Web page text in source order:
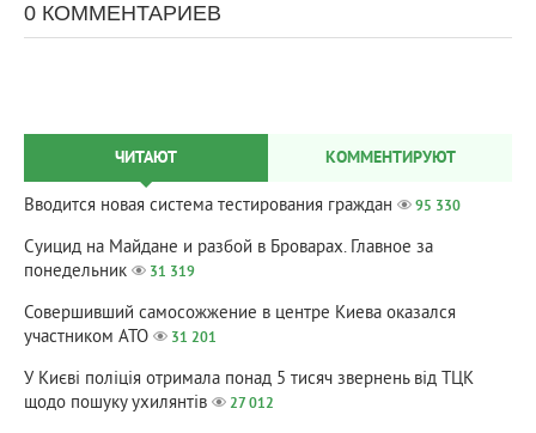
0 КОММЕНТАРИЕВ
ЧИТАЮТ КОММЕНТИРУЮТ
Вводится новая система тестирования граждан 95 330
Суицид на Майдане и разбой в Броварах. Главное за
понедельник
31 319
Совершивший самосожжение в центре Киева оказался
участником АТО
31 201
У Києві поліція отримала понад 5 тисяч звернень від ТЦК
щодо пошуку ухилянтів
27 012